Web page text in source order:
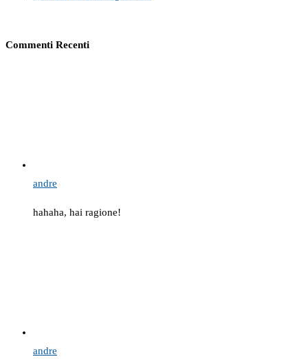
Commenti Recenti
andre
hahaha, hai ragione!
andre